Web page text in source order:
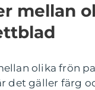
mellan
olika frön
det gäller färg